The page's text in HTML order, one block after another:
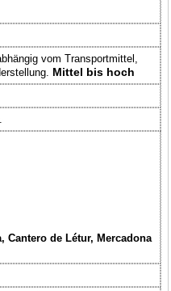
vom Transportmittel,
Mittel bis hoch
Cantero de Létur, Mercadona